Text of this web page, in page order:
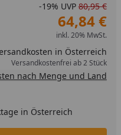
-19% UVP 80,95 €
64,84 €
inkl. 20% MwSt.
in Österreich
Versandkostenfrei ab 2 Stück
nach Menge und Land
in Österreich